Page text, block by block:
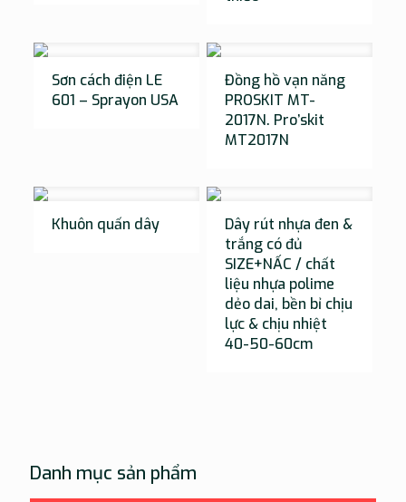
Sơn cách điện LE
601 – Sprayon USA
Đồng hồ vạn năng
PROSKIT MT-
2017N. Pro’skit
MT2017N
Khuôn quấn dây
Dây rút nhựa đen &
trắng có đủ
SIZE+NẤC / chất
liệu nhựa polime
dẻo dai, bền bỉ chịu
lực & chịu nhiệt
40-50-60cm
Danh mục sản phẩm